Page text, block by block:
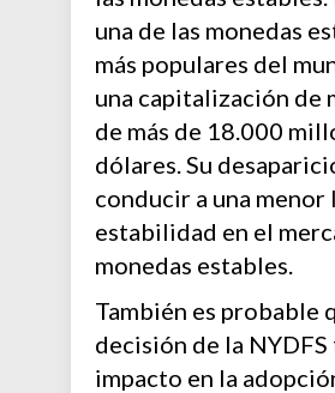
una de las monedas
más populares del
una capitalización de
de más de 18.000
dólares. Su
conducir a una
estabilidad en el
monedas estables.
También es probable
decisión de la NYDFS
impacto en la